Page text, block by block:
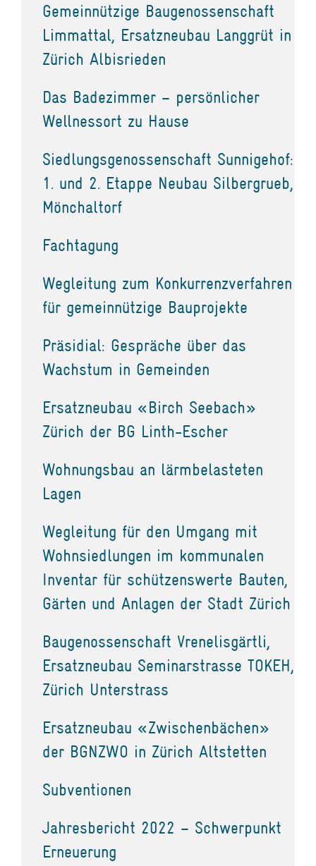
Gemeinnützige Baugenossenschaft
Limmattal, Ersatzneubau Langgrüt in
Zürich Albisrieden
Das Badezimmer – persönlicher
Wellnessort zu Hause
Siedlungsgenossenschaft Sunnigehof:
1. und 2. Etappe Neubau Silbergrueb,
Mönchaltorf
Fachtagung
Wegleitung zum Konkurrenzverfahren
für gemeinnützige Bauprojekte
Präsidial: Gespräche über das
Wachstum in Gemeinden
Ersatzneubau «Birch Seebach»
Zürich der BG Linth-Escher
Wohnungsbau an lärmbelasteten
Lagen
Wegleitung für den Umgang mit
Wohnsiedlungen im kommunalen
Inventar für schützenswerte Bauten,
Gärten und Anlagen der Stadt Zürich
Baugenossenschaft Vrenelisgärtli,
Ersatzneubau Seminarstrasse TOKEH,
Zürich Unterstrass
Ersatzneubau «Zwischenbächen»
der BGNZWO in Zürich Altstetten
Subventionen
Jahresbericht 2022 – Schwerpunkt
Erneuerung